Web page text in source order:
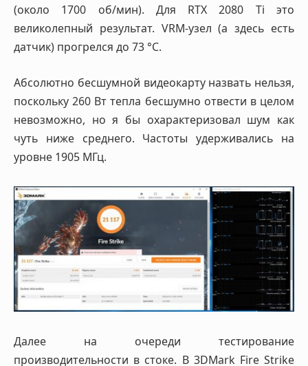
(около 1700 об/мин). Для RTX 2080 Ti это
великолепный результат. VRM-узел (а здесь есть
датчик) прогрелся до 73 °C.
Абсолютно бесшумной видеокарту назвать нельзя,
поскольку 260 Вт тепла бесшумно отвести в целом
невозможно, но я бы охарактеризовал шум как
чуть ниже среднего. Частоты удерживались на
уровне 1905 МГц.
Далее на очереди тестирование
производительности в стоке. В 3DMark Fire Strike